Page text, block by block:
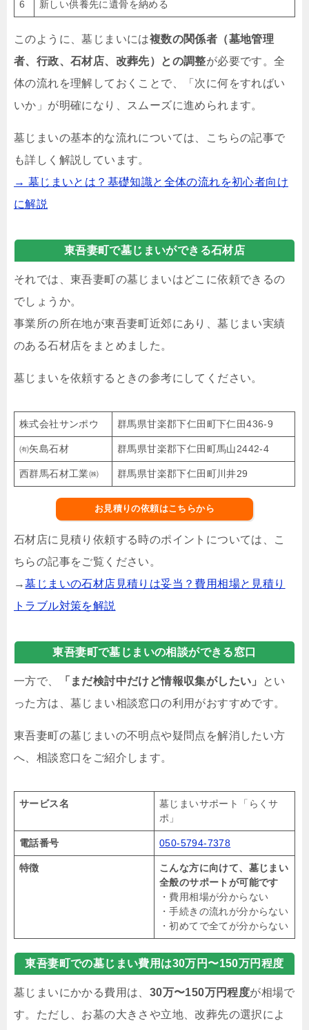
6 新しい供養先に遺骨を納める
このように、墓じまいには複数の関係者（墓地管理
者、行政、石材店、改葬先）との調整が必要です。全
体の流れを理解しておくことで、「次に何をすればい
いか」が明確になり、スムーズに進められます。
墓じまいの基本的な流れについては、こちらの記事で
も詳しく解説しています。
→ 墓じまいとは？基礎知識と全体の流れを初心者向け
に解説
東吾妻町で墓じまいができる石材店
それでは、東吾妻町の墓じまいはどこに依頼できるの
でしょうか。
事業所の所在地が東吾妻町近郊にあり、墓じまい実績
のある石材店をまとめました。
墓じまいを依頼するときの参考にしてください。
株式会社サンポウ 群馬県甘楽郡下仁田町下仁田436-9
㈲矢島石材 群馬県甘楽郡下仁田町馬山2442-4
西群馬石材工業㈱ 群馬県甘楽郡下仁田町川井29
お見積りの依頼はこちらから
石材店に見積り依頼する時のポイントについては、こ
ちらの記事をご覧ください。
→墓じまいの石材店見積りは妥当？費用相場と見積り
トラブル対策を解説
東吾妻町で墓じまいの相談ができる窓口
一方で、 「まだ検討中だけど情報収集がしたい」
とい
った方は、墓じまい相談窓口の利用がおすすめです。
東吾妻町の墓じまいの不明点や疑問点を解消したい方
へ、相談窓口をご紹介します。
サービス名
墓じまいサポート「らくサ
ポ」
電話番号 050-5794-7378
特徴
こんな方に向けて、墓じまい
全般のサポートが可能です
・費用相場が分からない
・手続きの流れが分からない
・初めてで全てが分からない
東吾妻町での墓じまい費用は30万円〜150万円程度
墓じまいにかかる費用は、 30万〜150万円程度が相場で
す。ただし、お墓の大きさや立地、改葬先の選択によ